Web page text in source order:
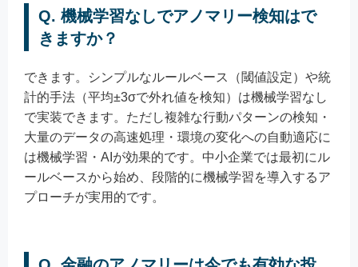
Q. 機械学習なしでアノマリー検知はで
きますか？
できます。シンプルなルールベース（閾値設定）や統
計的手法（平均±3σで外れ値を検知）は機械学習なし
で実装できます。ただし複雑な行動パターンの検知・
大量のデータの高速処理・環境の変化への自動適応に
は機械学習・AIが効果的です。中小企業では最初にル
ールベースから始め、段階的に機械学習を導入するア
プローチが実用的です。